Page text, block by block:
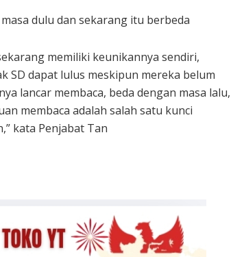
dulu dan sekarang itu berbeda
memiliki keunikannya sendiri,
SD dapat lulus meskipun mereka belum
lancar membaca, beda dengan masa lalu,
membaca adalah salah satu kunci
kata Penjabat Tan